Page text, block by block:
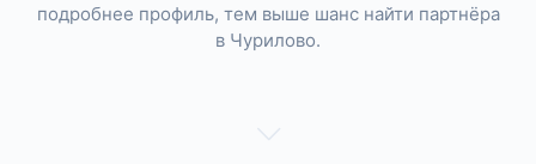
подробнее профиль, тем выше шанс найти партнёра
в Чурилово.